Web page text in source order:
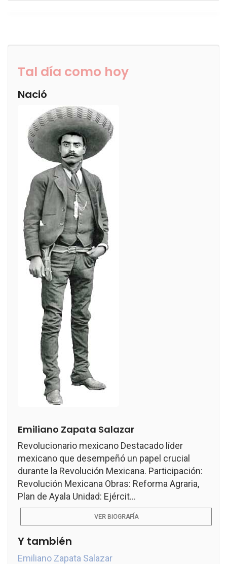
Tal día como hoy
Nació
Emiliano Zapata Salazar
Revolucionario mexicano Destacado líder
mexicano que desempeñó un papel crucial
durante la Revolución Mexicana. Participación:
Revolución Mexicana Obras: Reforma Agraria,
Plan de Ayala Unidad: Ejércit...
VER BIOGRAFÍA
Y también
Emiliano Zapata Salazar